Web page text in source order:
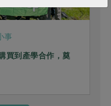
事
買到產學合作，奠